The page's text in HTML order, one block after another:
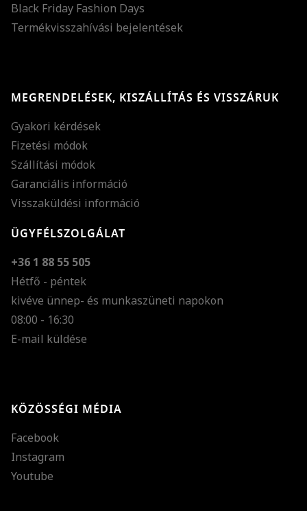
Black Friday Fashion Days
Termékvisszahívási bejelentések
MEGRENDELÉSEK, KISZÁLLÍTÁS ÉS VISSZÁRUK
Gyakori kérdések
Fizetési módok
Szállítási módok
Garanciális információ
Visszaküldési információ
ÜGYFÉLSZOLGÁLAT
+36 1 88 55 505
Hétfő - péntek
kivéve ünnep- és munkaszüneti napokon
08:00 - 16:30
E-mail küldése
KÖZÖSSÉGI MÉDIA
Facebook
Instagram
Youtube